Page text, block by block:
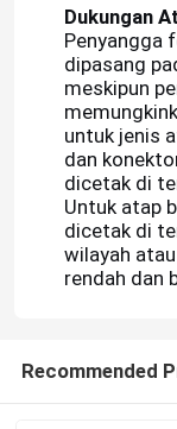
Rumah
Dukungan
Penyangga
dipasang
meskipun
untuk jenis
dan
dicetak di
Untuk atap
dicetak di
wilayah
rendah dan
Recommended